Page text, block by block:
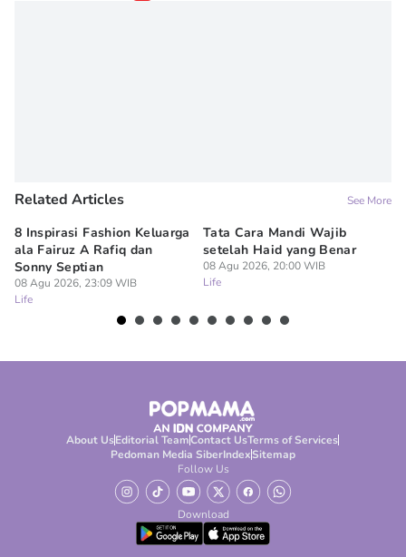
Related Articles See More
8 Inspirasi Fashion Keluarga
ala Fairuz A Rafiq dan
Sonny Septian
08 Agu 2026, 23:09 WIB
Life
Tata Cara Mandi Wajib
setelah Haid yang Benar
08 Agu 2026, 20:00 WIB
Life
About UsEditorial TeamContact UsTerms of Services
Pedoman Media SiberIndexSitemap
Follow Us
Download